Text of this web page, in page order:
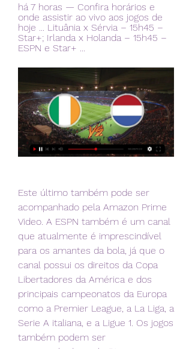
há 7 horas — Confira horários e
onde assistir ao vivo aos jogos de
hoje ... Lituânia x Sérvia – 15h45 –
Star+; Irlanda x Holanda – 15h45 –
ESPN e Star+ ...
Este último também pode ser
acompanhado pela Amazon Prime
Video. A ESPN também é um canal
que atualmente é imprescindível
para os amantes da bola, já que o
canal possui os direitos da Copa
Libertadores da América e dos
principais campeonatos da Europa
como a Premier League, a La Liga, a
Serie A italiana, e a Ligue 1. Os jogos
também podem ser